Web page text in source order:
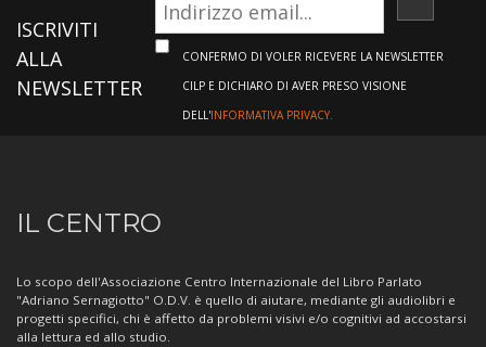
ISCRIVITI
ALLA
NEWSLETTER
CONFERMO DI VOLER RICEVERE LA NEWSLETTER
CILP E DICHIARO DI AVER PRESO VISIONE
DELL'INFORMATIVA PRIVACY.
Informazioni
sul
Centro
IL CENTRO
Lo scopo dell'Associazione Centro Internazionale del Libro Parlato
"Adriano Sernagiotto" O.D.V. è quello di aiutare, mediante gli audiolibri e
progetti specifici, chi è affetto da problemi visivi e/o cognitivi ad accostarsi
alla lettura ed allo studio.